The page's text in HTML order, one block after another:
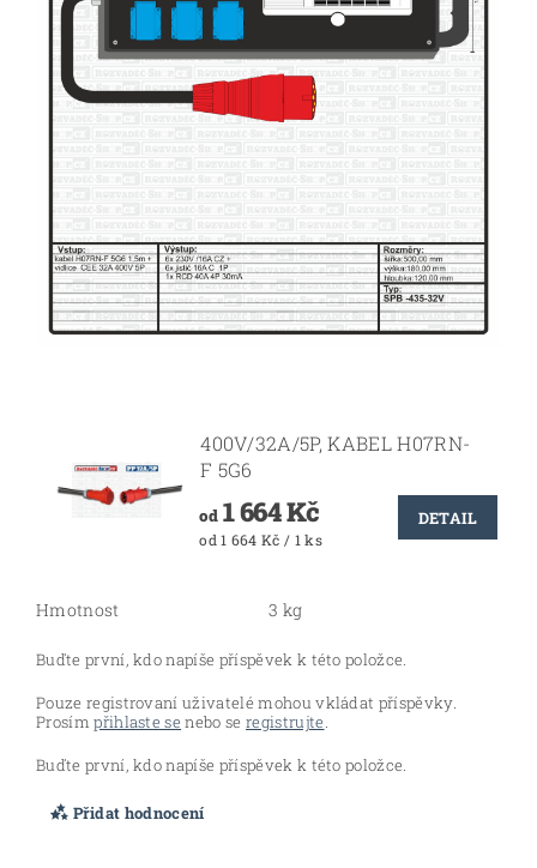
400V/32A/5P, KABEL H07RN-
F 5G6
od1 664 Kč
od 1 664 Kč / 1 ks
DETAIL
Hmotnost 3 kg
Buďte první, kdo napíše příspěvek k této položce.
Pouze registrovaní uživatelé mohou vkládat příspěvky.
Prosímpřihlaste se nebo se registrujte.
Buďte první, kdo napíše příspěvek k této položce.
Přidat hodnocení